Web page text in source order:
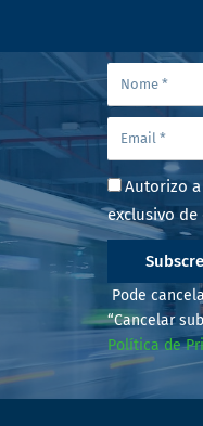
Autorizo
exclusivo
Pode
“Cancelar
Política de